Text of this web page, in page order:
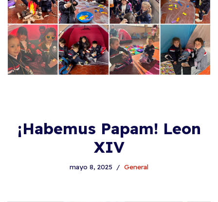
¡Habemus Papam! Leon
XIV
mayo 8, 2025 General